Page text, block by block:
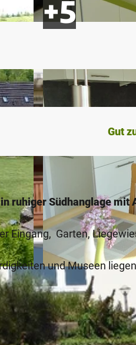
© Sabine Nübel |
Gut
ruhiger Südhanglage mit
Eingang, Garten,
und Museen